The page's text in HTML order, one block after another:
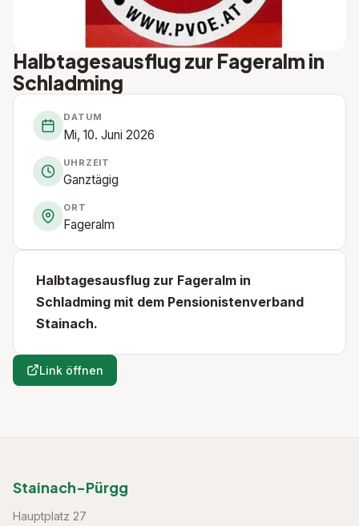
Halbtagesausflug zur Fageralm in
Schladming
DATUM
Mi, 10. Juni 2026
UHRZEIT
Ganztägig
ORT
Fageralm
Halbtagesausflug zur Fageralm in
Schladming mit dem Pensionistenverband
Stainach.
Link öffnen
Stainach-Pürgg
Hauptplatz 27